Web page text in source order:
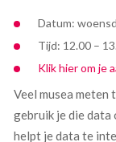
Datum:
Tijd: 12.00 –
Klik hier om je
Veel musea
gebruik je die
helpt je data te